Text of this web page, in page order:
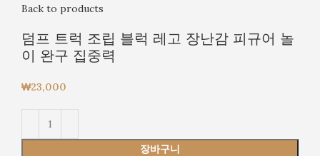
Back to products
덤프 트럭 조립 블럭 레고 장난감 피규어 놀
이 완구 집중력
₩23,000
장바구니